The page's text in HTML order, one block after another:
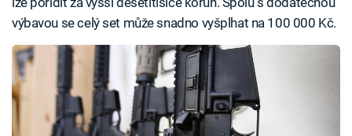
výbavou se celý set může snadno vyšplhat na 100 000 Kč.